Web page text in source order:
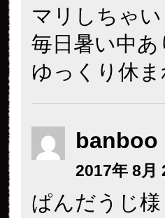
マリしちゃ
毎日暑い中
ゆっくり休
banboo
2017年 8月
ぱんだうじ様